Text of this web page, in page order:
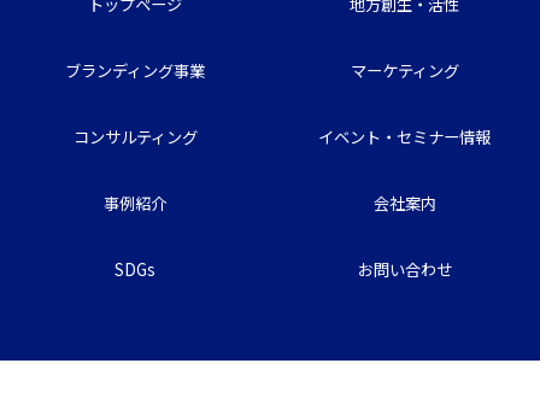
ブランディング事業 マーケティング
コンサルティング イベント・セミナー情報
事例紹介 会社案内
SDGs お問い合わせ